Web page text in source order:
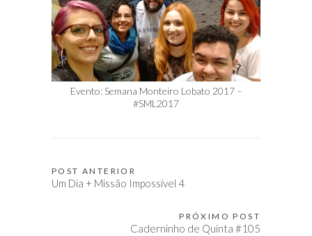
Evento: Semana Monteiro Lobato 2017 –
#SML2017
Navegação
POST ANTERIOR
Um Dia + Missão Impossível 4
PRÓXIMO POST
Caderninho de Quinta #105